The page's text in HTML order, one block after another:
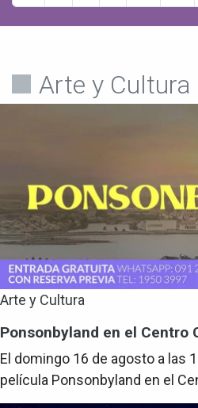
Arte y Cultura
Arte y Cultura
Ponsonbyland en el Centro
El domingo 16 de agosto a las
película Ponsonbyland en el